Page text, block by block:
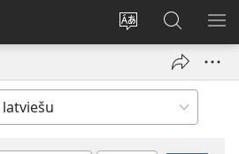
Mainīt
valodu
Pieteikties
(opens
Meklēt
vietnē
JW.ORG